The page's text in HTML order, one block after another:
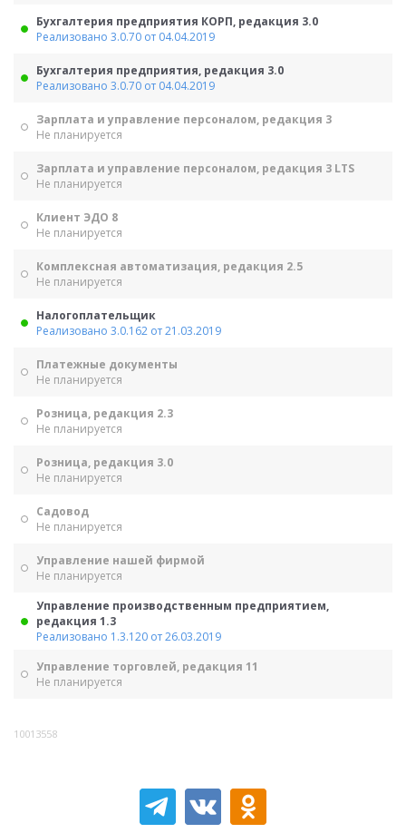
Бухгалтерия предприятия КОРП, редакция 3.0
Реализовано 3.0.70 от 04.04.2019
Бухгалтерия предприятия, редакция 3.0
Реализовано 3.0.70 от 04.04.2019
Зарплата и управление персоналом, редакция 3
Не планируется
Зарплата и управление персоналом, редакция 3 LTS
Не планируется
Клиент ЭДО 8
Не планируется
Комплексная автоматизация, редакция 2.5
Не планируется
Налогоплательщик
Реализовано 3.0.162 от 21.03.2019
Платежные документы
Не планируется
Розница, редакция 2.3
Не планируется
Розница, редакция 3.0
Не планируется
Садовод
Не планируется
Управление нашей фирмой
Не планируется
Управление производственным предприятием,
редакция 1.3
Реализовано 1.3.120 от 26.03.2019
Управление торговлей, редакция 11
Не планируется
10013558